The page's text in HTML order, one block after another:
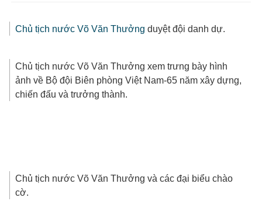
Chủ tịch nước Võ Văn Thưởng duyệt đội danh dự.
Chủ tịch nước Võ Văn Thưởng xem trưng bày hình
ảnh về Bộ đội Biên phòng Việt Nam-65 năm xây dựng,
chiến đấu và trưởng thành.
Chủ tịch nước Võ Văn Thưởng và các đại biểu chào
cờ.